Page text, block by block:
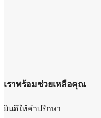
เราพร้อมช่วยเหลือคุณ
ยินดีให้คำปรึกษา